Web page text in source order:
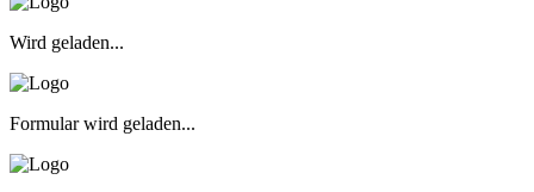
Wird geladen...
Formular wird geladen...